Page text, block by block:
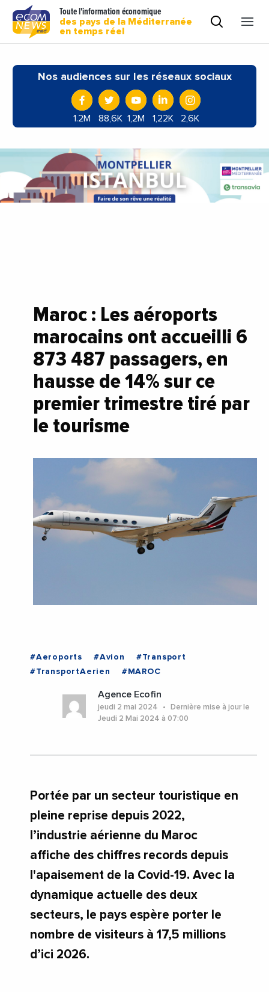
Toute l'information économique
des pays de la Méditerranée
en temps réel
Nos audiences sur les réseaux sociaux
1.2M 88,6K 1,2M 1,22K 2,6K
Maroc : Les aéroports
marocains ont accueilli 6
873 487 passagers, en
hausse de 14% sur ce
premier trimestre tiré par
le tourisme
#Aeroports #Avion
#Transport
#TransportAerien
#MAROC
Agence Ecofin
jeudi 2 mai 2024
Dernière mise à jour le
Jeudi 2 Mai 2024 à 07:00
Portée par un secteur touristique en
pleine reprise depuis 2022,
l’industrie aérienne du Maroc
affiche des chiffres records depuis
l'apaisement de la Covid-19. Avec la
dynamique actuelle des deux
secteurs, le pays espère porter le
nombre de visiteurs à 17,5 millions
d’ici 2026.